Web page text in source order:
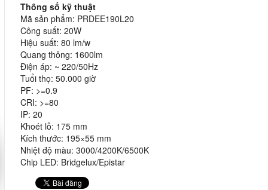
Thông số kỹ thuật
Mã sản phẩm: PRDEE190L20
Công suất: 20W
Hiệu suất: 80 lm/w
Quang thông: 1600lm
Điện áp: ~ 220/50Hz
Tuổi thọ: 50.000 giờ
PF: >=0.9
CRI: >=80
IP: 20
Khoét lỗ: 175 mm
Kích thước: 195×55 mm
Nhiệt độ màu: 3000/4200K/6500K
Chip LED: Bridgelux/Epistar